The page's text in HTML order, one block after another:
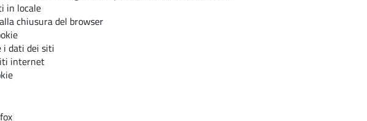
in locale
chiusura del browser
i dati dei siti
internet